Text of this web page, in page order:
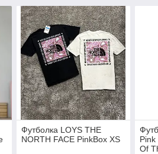
Футболка LOYS THE
NORTH FACE PinkBox XS
Of